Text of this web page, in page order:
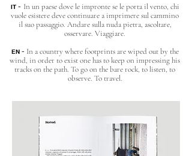
IT - In un paese dove le impronte se le porta il vento, chi
vuole esistere deve continuare a imprimere sul cammino
il suo passaggio. Andare sulla nuda pietra, ascoltare,
osservare. Viaggiare.
EN - In a country where footprints are wiped out by the
wind, in order to exist one has to keep on impressing his
tracks on the path. To go on the bare rock, to listen, to
observe. To travel.